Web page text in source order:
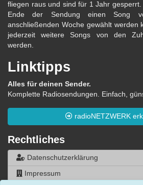
fliegen raus und sind für 1 Jahr
Ende der Sendung einen Song
anschließenden Woche gewählt werden
jederzeit weitere Songs von den
werden.
Linktipps
Alles für deinen Sender.
Komplette Radiosendungen. Einfach,
radioNETZWERK
Rechtliches
Datenschutzerklärung
Impressum